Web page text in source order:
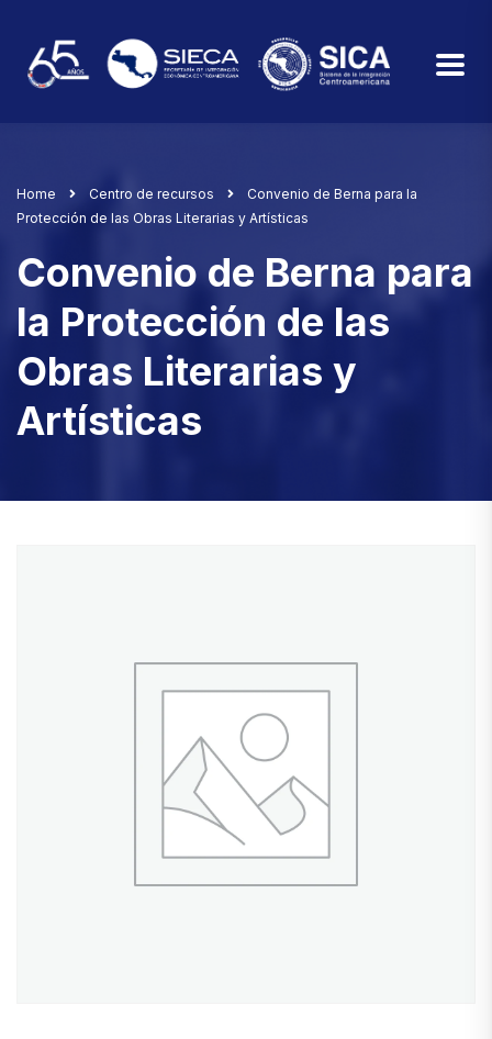
Home Centro de recursos
Convenio de Berna para la
Protección de las Obras Literarias y Artísticas
Convenio de Berna para
la Protección de las
Obras Literarias y
Artísticas